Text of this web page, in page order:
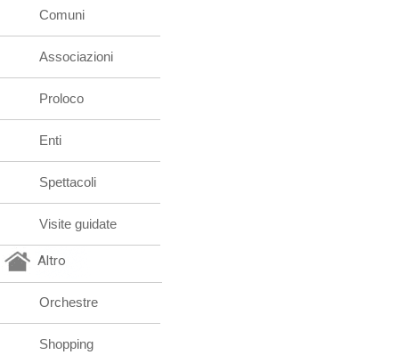
Comuni
Associazioni
Proloco
Enti
Spettacoli
Visite guidate
Altro
Orchestre
Shopping